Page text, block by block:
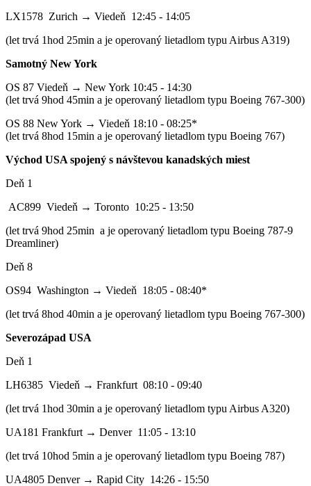
LX1578 Zurich → Viedeň 12:45 - 14:05
(let trvá 1hod 25min a je operovaný lietadlom typu Airbus A319)
Samotný New York
OS 87 Viedeň → New York 10:45 - 14:30
(let trvá 9hod 45min a je operovaný lietadlom typu Boeing 767-300)
OS 88 New York → Viedeň 18:10 - 08:25*
(let trvá 8hod 15min a je operovaný lietadlom typu Boeing 767)
Východ USA spojený s návštevou kanadských miest
Deň 1
AC899 Viedeň → Toronto 10:25 - 13:50
(let trvá 9hod 25min a je operovaný lietadlom typu Boeing 787-9
Dreamliner)
Deň 8
OS94 Washington → Viedeň 18:05 - 08:40*
(let trvá 8hod 40min a je operovaný lietadlom typu Boeing 767-300)
Severozápad USA
Deň 1
LH6385 Viedeň → Frankfurt 08:10 - 09:40
(let trvá 1hod 30min a je operovaný lietadlom typu Airbus A320)
UA181 Frankfurt → Denver 11:05 - 13:10
(let trvá 10hod 5min a je operovaný lietadlom typu Boeing 787)
UA4805 Denver → Rapid City 14:26 - 15:50